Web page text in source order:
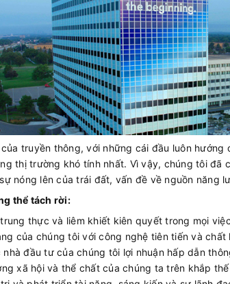
truyền thông, với những cái đầu luôn
thị trường khó tính nhất. Vì vậy, chúng tôi đã
nóng lên của trái đất, vấn đề về nguồn năng
thể tách rời:
thực và liêm khiết kiên quyết trong mọi
của chúng tôi với công nghệ tiên tiến và
đầu tư của chúng tôi lợi nhuận hấp dẫn
xã hội và thể chất của chúng ta trên khắp